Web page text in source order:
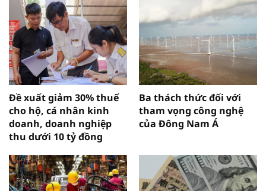
Đề xuất giảm 30% thuế
cho hộ, cá nhân kinh
doanh, doanh nghiệp
thu dưới 10 tỷ đồng
Ba thách thức đối với
tham vọng công nghệ
của Đông Nam Á